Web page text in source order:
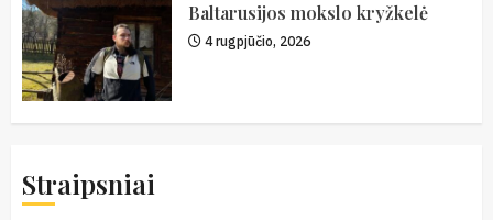
Baltarusijos mokslo kryžkelė
4 rugpjūčio, 2026
Straipsniai